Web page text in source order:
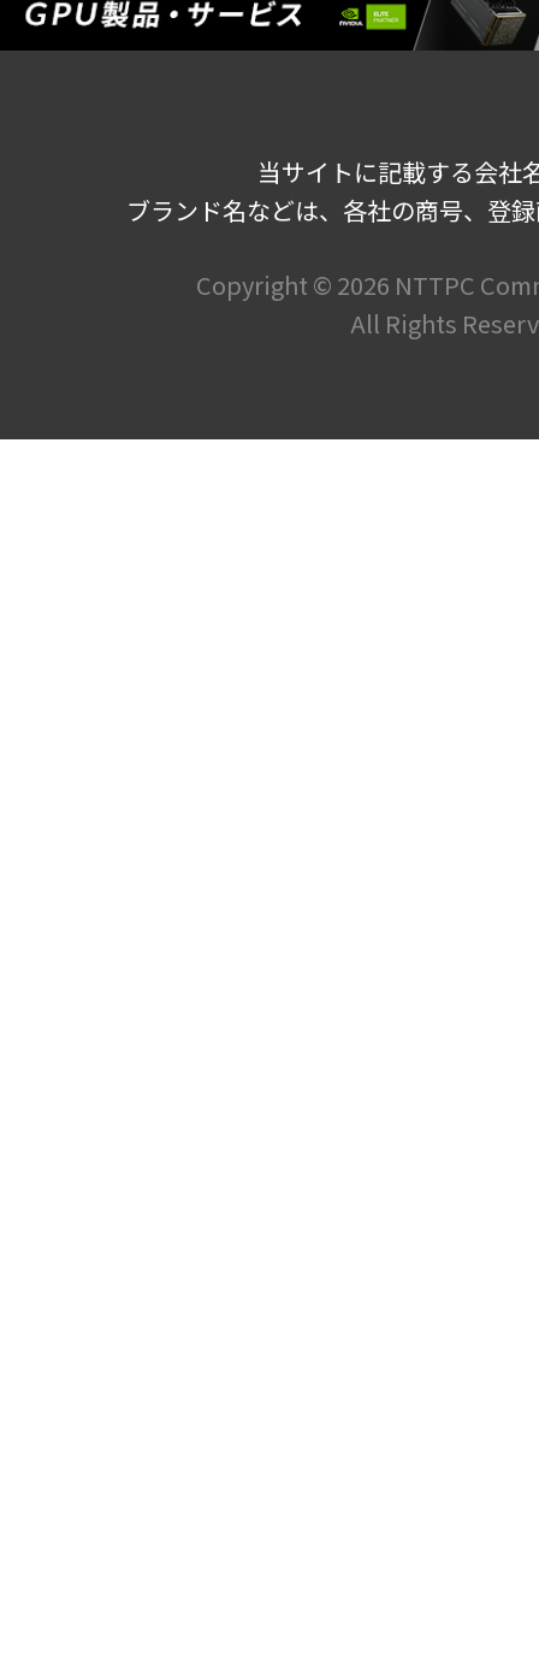
当サイトに記載する会社
ブランド名などは、各社の商号、登
Copyright © 2026 NTTPC
All Rights